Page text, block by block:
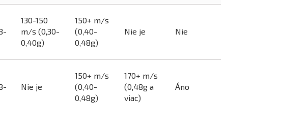
130-150
m/s (0,30-
0,40g)
150+ m/s
(0,40-
0,48g)
Nie je Nie
Nie je
150+ m/s
(0,40-
0,48g)
170+ m/s
(0,48g a
viac)
Áno